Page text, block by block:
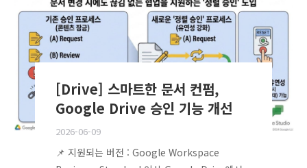
[Drive] 스마트한 문서 컨펌,
Google Drive 승인 기능 개선
2026-06-09
📌 지원되는 버전 : Google Workspace